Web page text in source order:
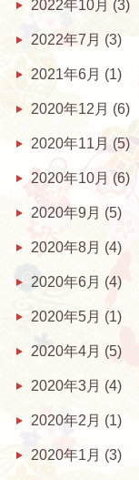
2022年10月 (3)
2022年7月 (3)
2021年6月 (1)
2020年12月 (6)
2020年11月 (5)
2020年10月 (6)
2020年9月 (5)
2020年8月 (4)
2020年6月 (4)
2020年5月 (1)
2020年4月 (5)
2020年3月 (4)
2020年2月 (1)
2020年1月 (3)